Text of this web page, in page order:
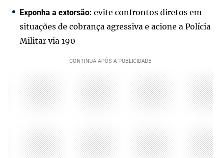
Exponha a extorsão: evite confrontos diretos em
situações de cobrança agressiva e acione a Polícia
Militar via 190